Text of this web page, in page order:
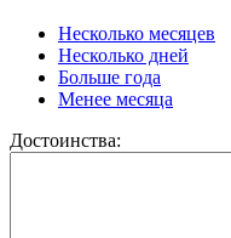
Несколько месяцев
Несколько дней
Больше года
Менее месяца
Достоинства: